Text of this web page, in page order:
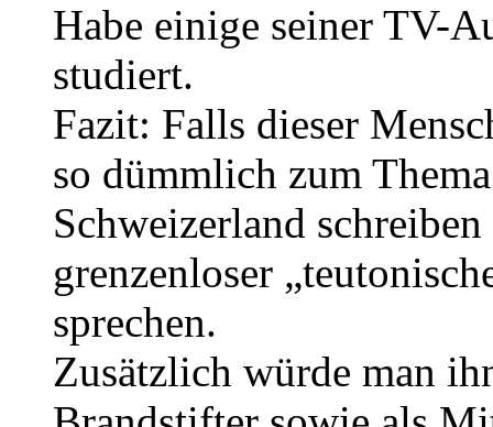
Habe einige seiner TV-
studiert.
Fazit: Falls dieser
so dümmlich zum
Schweizerland
grenzenloser
sprechen.
Zusätzlich würde man